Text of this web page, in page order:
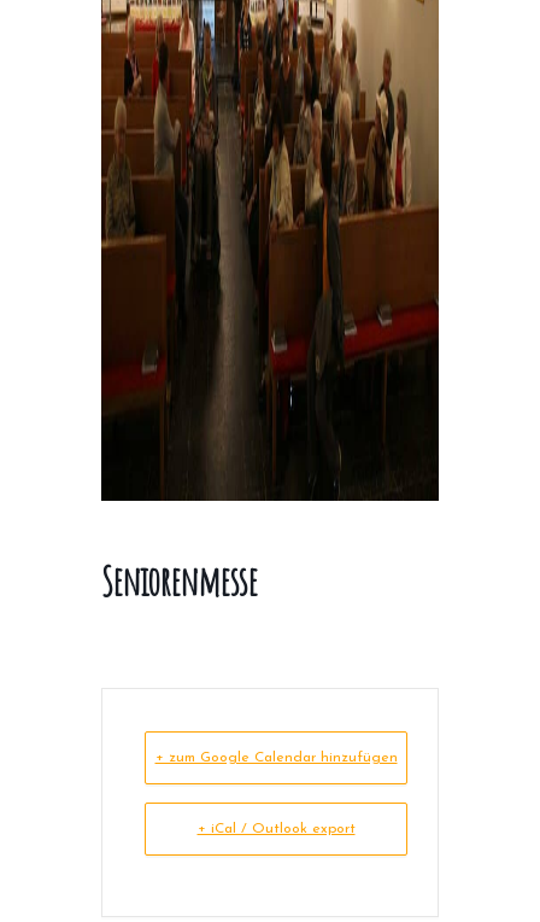
Seniorenmesse
+ zum Google Calendar hinzufügen
+ iCal / Outlook export